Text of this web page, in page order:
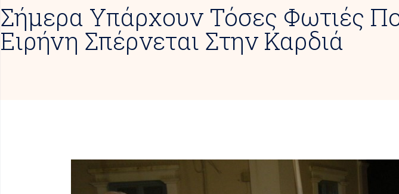
Σήμερα Υπάρχουν Τόσες Φωτιές
Ειρήνη Σπέρνεται Στην Καρδιά